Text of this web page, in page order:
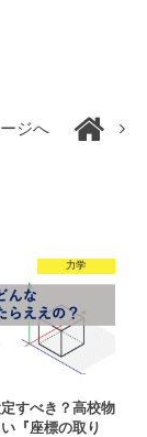
ジへ
力学
すべき？高校物
『座標の取り